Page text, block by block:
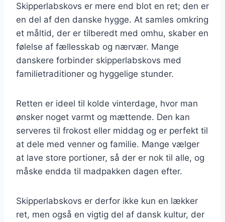
Skipperlabskovs er mere end blot en ret; den er
en del af den danske hygge. At samles omkring
et måltid, der er tilberedt med omhu, skaber en
følelse af fællesskab og nærvær. Mange
danskere forbinder skipperlabskovs med
familietraditioner og hyggelige stunder.
Retten er ideel til kolde vinterdage, hvor man
ønsker noget varmt og mættende. Den kan
serveres til frokost eller middag og er perfekt til
at dele med venner og familie. Mange vælger
at lave store portioner, så der er nok til alle, og
måske endda til madpakken dagen efter.
Skipperlabskovs er derfor ikke kun en lækker
ret, men også en vigtig del af dansk kultur, der